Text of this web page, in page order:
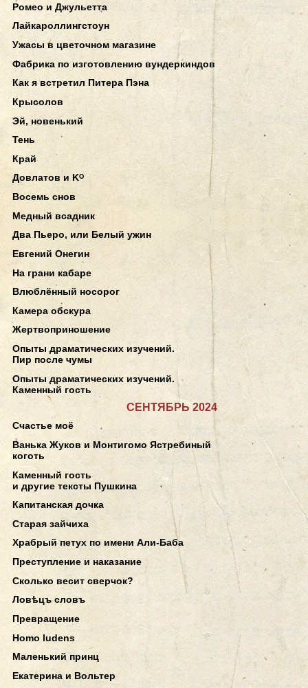
Ромео и Джульетта
Лайкароллингстоун
Ужасы в цветочном магазине
Фабрика по изготовлению вундеркиндов
Как я встретил Питера Пэна
Крысолов
Эй, новенький
Тень
Край
Довлатов и Kᴼ
Восемь снов
Медный всадник
Два Пьеро, или Белый ужин
Евгений Онегин
На грани кабаре
Влюблённый носорог
Камера обскура
Жертвоприношение
Опыты драматических изучений.
Пир после чумы
Опыты драматических изучений.
Каменный гость
СЕНТЯБРЬ 2024
Счастье моё
Ванька Жуков и Монтигомо Ястребиный
коготь
Каменный гость
и другие тексты Пушкина
Капитанская дочка
Старая зайчиха
Храбрый петух по имени Али-Баба
Преступление и наказание
Сколько весит сверчок?
Ловѣцъ словъ
Превращение
Homo ludens
Маленький принц
Екатерина и Вольтер